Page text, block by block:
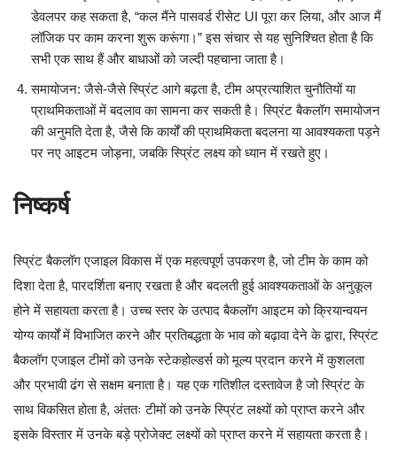
डेवलपर कह सकता है, “कल मैंने पासवर्ड रीसेट UI पूरा कर लिया, और आज मैं
लॉजिक पर काम करना शुरू करूंगा।” इस संचार से यह सुनिश्चित होता है कि
सभी एक साथ हैं और बाधाओं को जल्दी पहचाना जाता है।
समायोजन: जैसे-जैसे स्प्रिंट आगे बढ़ता है, टीम अप्रत्याशित चुनौतियों या
प्राथमिकताओं में बदलाव का सामना कर सकती है। स्प्रिंट बैकलॉग समायोजन
की अनुमति देता है, जैसे कि कार्यों की प्राथमिकता बदलना या आवश्यकता पड़ने
पर नए आइटम जोड़ना, जबकि स्प्रिंट लक्ष्य को ध्यान में रखते हुए।
निष्कर्ष
स्प्रिंट बैकलॉग एजाइल विकास में एक महत्वपूर्ण उपकरण है, जो टीम के काम को
दिशा देता है, पारदर्शिता बनाए रखता है और बदलती हुई आवश्यकताओं के अनुकूल
होने में सहायता करता है। उच्च स्तर के उत्पाद बैकलॉग आइटम को क्रियान्वयन
योग्य कार्यों में विभाजित करने और प्रतिबद्धता के भाव को बढ़ावा देने के द्वारा, स्प्रिंट
बैकलॉग एजाइल टीमों को उनके स्टेकहोल्डर्स को मूल्य प्रदान करने में कुशलता
और प्रभावी ढंग से सक्षम बनाता है। यह एक गतिशील दस्तावेज है जो स्प्रिंट के
साथ विकसित होता है, अंततः टीमों को उनके स्प्रिंट लक्ष्यों को प्राप्त करने और
इसके विस्तार में उनके बड़े प्रोजेक्ट लक्ष्यों को प्राप्त करने में सहायता करता है।